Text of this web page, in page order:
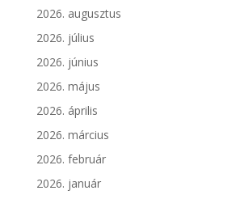
2026. augusztus
2026. július
2026. június
2026. május
2026. április
2026. március
2026. február
2026. január